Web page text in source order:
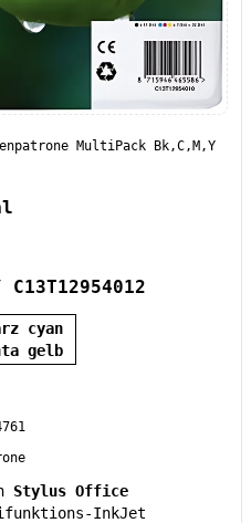
MultiPack Bk,C,M,Y
cyan
gelb
Stylus Office
InkJet